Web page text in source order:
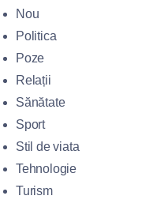
Nou
Politica
Poze
Relații
Sănătate
Sport
Stil de viata
Tehnologie
Turism